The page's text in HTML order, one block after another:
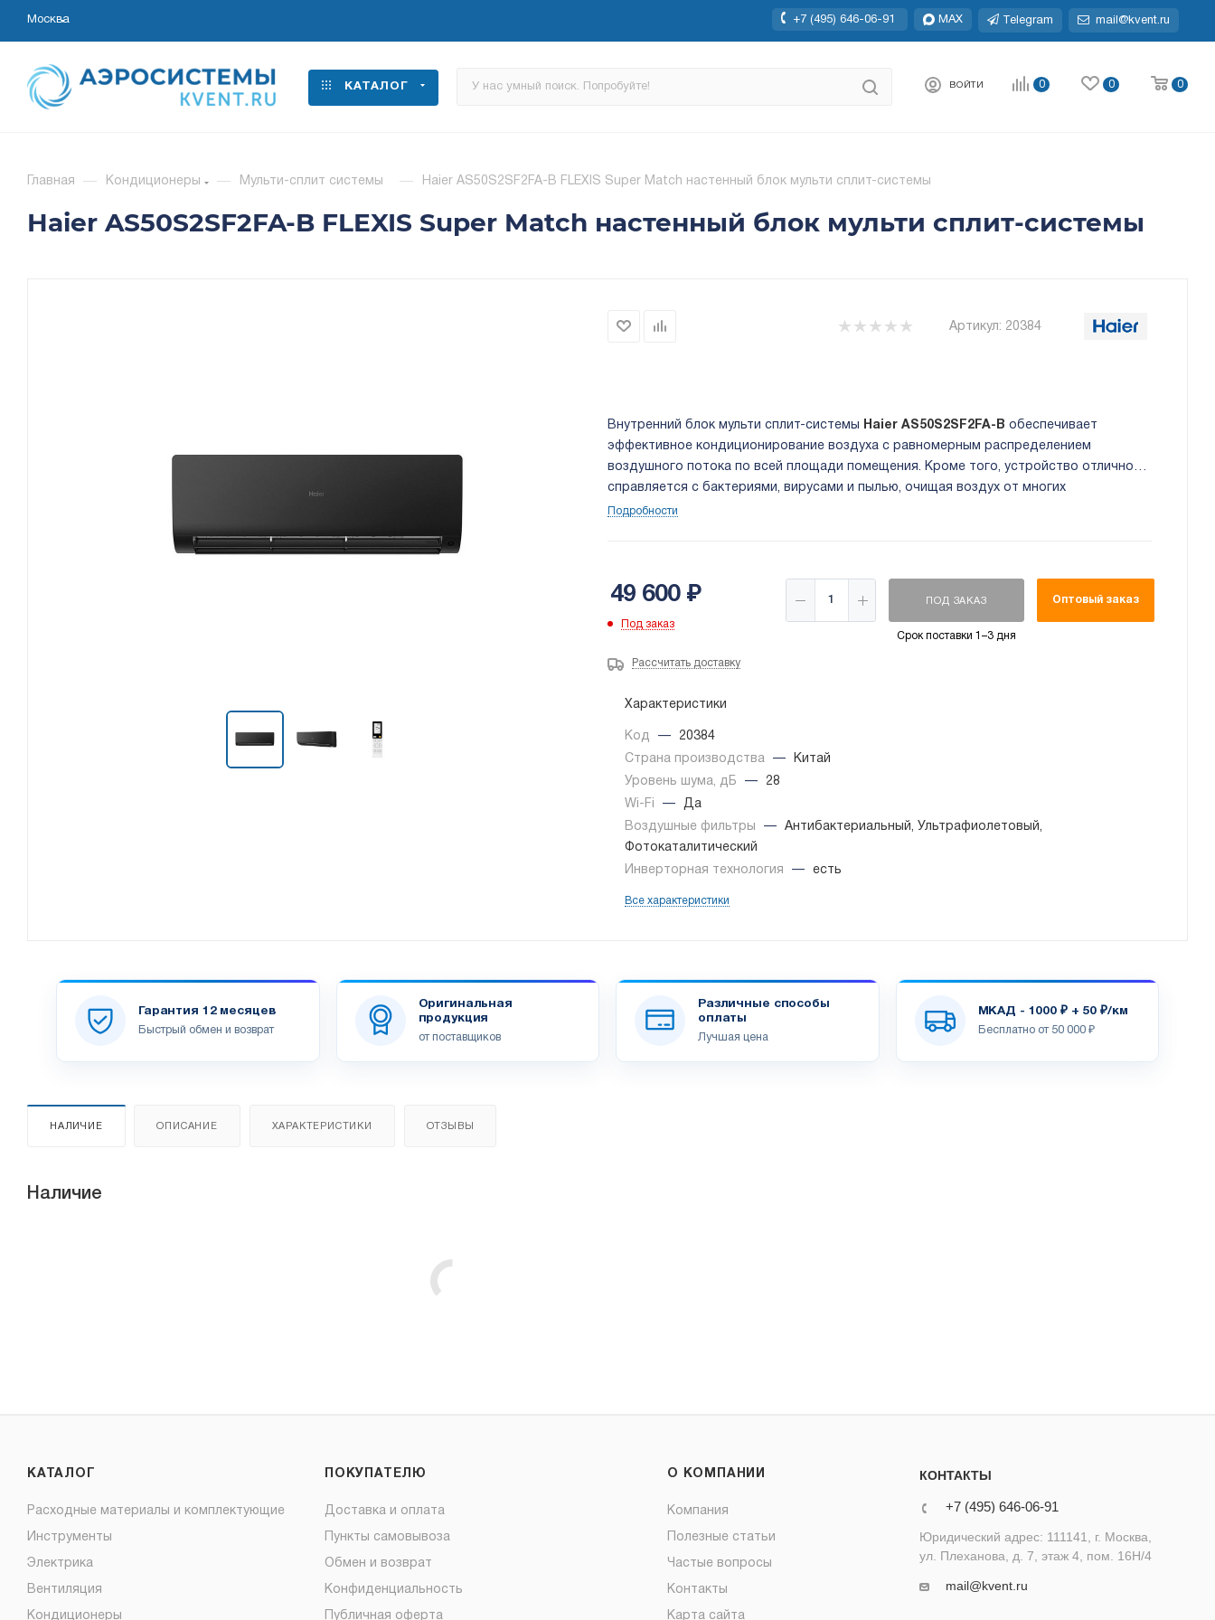
Москва +7 (495) 646-06-91 MAX Telegram mail@kvent.ru
КАТАЛОГ ВОЙТИ 0 0 0
Главная — Кондиционеры — Мульти-сплит системы — Haier AS50S2SF2FA-B FLEXIS Super Match настенный блок мульти сплит-системы
Haier AS50S2SF2FA-B FLEXIS Super Match настенный блок мульти сплит-системы
Артикул: 20384
Внутренний блок мульти сплит-системы Haier AS50S2SF2FA-B обеспечивает
эффективное кондиционирование воздуха с равномерным распределением
воздушного потока по всей площади помещения. Кроме того, устройство отлично
справляется с бактериями, вирусами и пылью, очищая воздух от многих
микроорганизмов.
Подробности
49 600₽
Под заказ
ПОД ЗАКАЗ
Срок поставки 1–3 дня
Оптовый заказ
Рассчитать доставку
Характеристики
Код —
20384
Страна производства
—
Китай
Уровень шума, дБ
—
28
Wi-Fi
—
Да
Воздушные фильтры
—
Антибактериальный, Ультрафиолетовый,
Фотокаталитический
Инверторная технология
— есть
Все характеристики
Гарантия 12 месяцев
Быстрый обмен и возврат
Оригинальная
продукция
от поставщиков
Различные способы
оплаты
Лучшая цена
МКАД - 1000 ₽ + 50 ₽/км
Бесплатно от 50 000 ₽
НАЛИЧИЕ ОПИСАНИЕ ХАРАКТЕРИСТИКИ ОТЗЫВЫ
Наличие
КАТАЛОГ
Расходные материалы и комплектующие
Инструменты
Электрика
Вентиляция
Кондиционеры
ПОКУПАТЕЛЮ
Доставка и оплата
Пункты самовывоза
Обмен и возврат
Конфиденциальность
Публичная оферта
О КОМПАНИИ
Компания
Полезные статьи
Частые вопросы
Контакты
Карта сайта
КОНТАКТЫ
+7 (495) 646-06-91
Юридический адрес: 111141, г. Москва,
ул. Плеханова, д. 7, этаж 4, пом. 16Н/4
mail@kvent.ru